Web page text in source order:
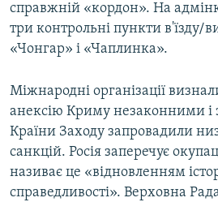
справжній «кордон». На
три контрольні пункти в'їзду/
«Чонгар» і «Чаплинка».
Міжнародні організації
анексію Криму незаконними і
Країни Заходу запровадили
санкцій. Росія заперечує
називає це «відновленням
справедливості». Верховна